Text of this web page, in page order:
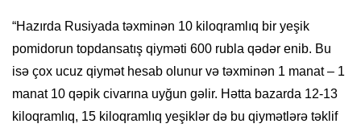
“Hazırda Rusiyada təxminən 10 kiloqramlıq bir yeşik
pomidorun topdansatış qiyməti 600 rubla qədər enib. Bu
isə çox ucuz qiymət hesab olunur və təxminən 1 manat – 1
manat 10 qəpik civarına uyğun gəlir. Hətta bazarda 12-13
kiloqramlıq, 15 kiloqramlıq yeşiklər də bu qiymətlərə təklif